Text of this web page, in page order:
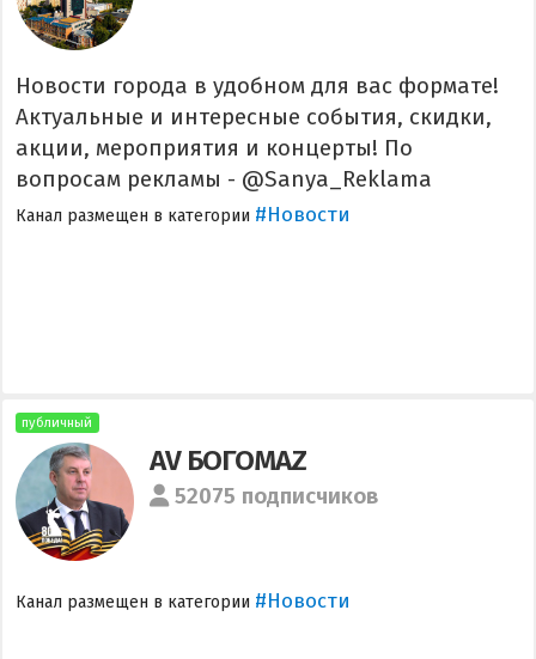
Новости города в удобном для вас формате!
Актуальные и интересные события, скидки,
акции, мероприятия и концерты! По
вопросам рекламы - @Sanya_Reklama
Канал размещен в категории #Новости
публичный
AV БОГОМАZ
52075 подписчиков
Канал размещен в категории #Новости